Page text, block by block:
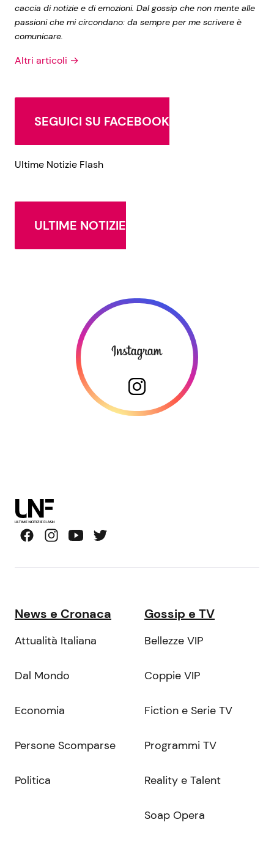
caccia di notizie e di emozioni. Dal gossip che non mente alle
passioni che mi circondano: da sempre per me scrivere è
comunicare.
Altri articoli →
SEGUICI SU FACEBOOK
Ultime Notizie Flash
ULTIME NOTIZIE
News e Cronaca
Attualità Italiana
Dal Mondo
Economia
Persone Scomparse
Politica
Gossip e TV
Bellezze VIP
Coppie VIP
Fiction e Serie TV
Programmi TV
Reality e Talent
Soap Opera